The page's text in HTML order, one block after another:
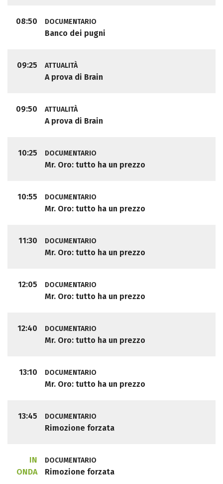
08:50 DOCUMENTARIO
Banco dei pugni
09:25 ATTUALITÀ
A prova di Brain
09:50 ATTUALITÀ
A prova di Brain
10:25 DOCUMENTARIO
Mr. Oro: tutto ha un prezzo
10:55 DOCUMENTARIO
Mr. Oro: tutto ha un prezzo
11:30 DOCUMENTARIO
Mr. Oro: tutto ha un prezzo
12:05 DOCUMENTARIO
Mr. Oro: tutto ha un prezzo
12:40 DOCUMENTARIO
Mr. Oro: tutto ha un prezzo
13:10 DOCUMENTARIO
Mr. Oro: tutto ha un prezzo
13:45 DOCUMENTARIO
Rimozione forzata
IN
ONDA
DOCUMENTARIO
Rimozione forzata